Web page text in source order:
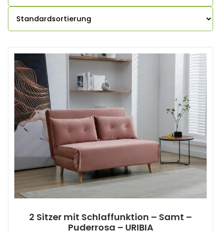
2 Sitzer mit Schlaffunktion – Samt –
Puderrosa – URIBIA